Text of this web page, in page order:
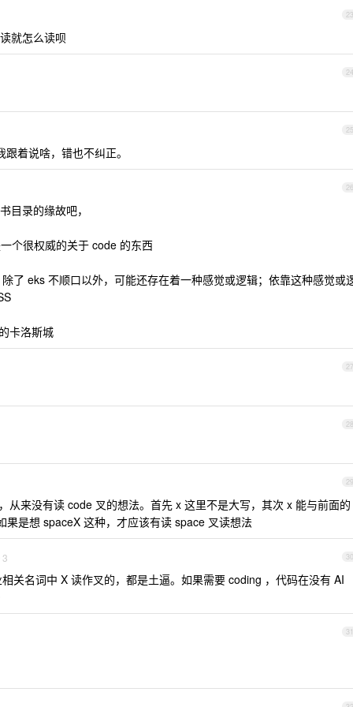
23
就怎么读呗
24
25
着说啥，错也不纠正。
26
目录的缘故吧，
个很权威的关于 code 的东西
了 eks 不顺口以外，可能还存在着一种感觉或逻辑；依靠这种感觉或
卡洛斯城
27
28
29
从来没有读 code 叉的想法。首先 x 这里不是大写，其次 x 能与前面的
是想 spaceX 这种，才应该有读 space 叉读想法
30
3
关名词中 X 读作叉的，都是土逼。如果需要 coding ，代码在没有 AI
31